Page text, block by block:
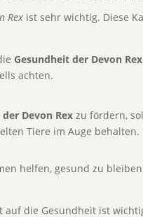
Rex ist sehr wichtig. Diese
Gesundheit der Devon Rex
achten.
Devon Rex zu fördern,
Tiere im Auge behalten.
helfen, gesund zu
auf die Gesundheit ist